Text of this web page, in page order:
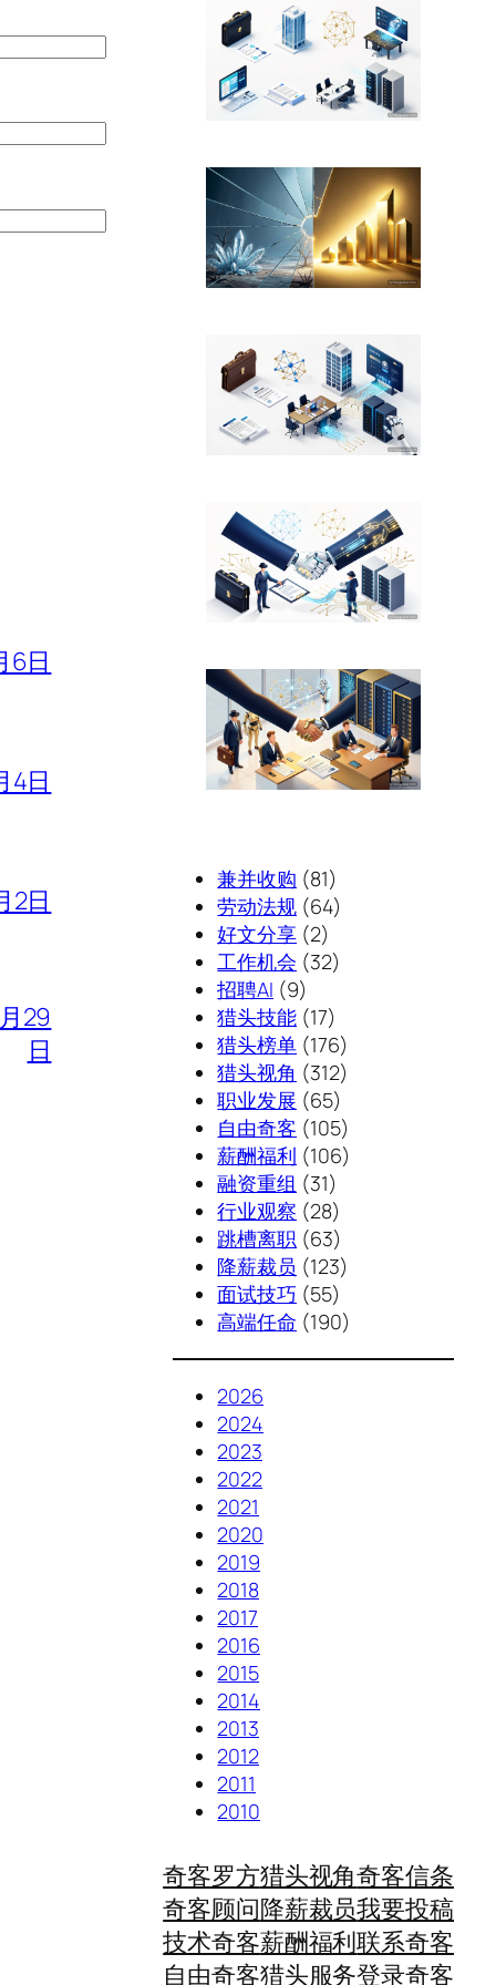
6日
4日
2日
29
日
兼并收购 (81)
劳动法规 (64)
好文分享 (2)
工作机会 (32)
招聘AI (9)
猎头技能 (17)
猎头榜单 (176)
猎头视角 (312)
职业发展 (65)
自由奇客 (105)
薪酬福利 (106)
融资重组 (31)
行业观察 (28)
跳槽离职 (63)
降薪裁员 (123)
面试技巧 (55)
高端任命 (190)
2026
2024
2023
2022
2021
2020
2019
2018
2017
2016
2015
2014
2013
2012
2011
2010
奇客罗方
奇客顾问
技术奇客
自由奇客
猎头视角
降薪裁员
薪酬福利
猎头服务
奇客信条
我要投稿
联系奇客
登录奇客